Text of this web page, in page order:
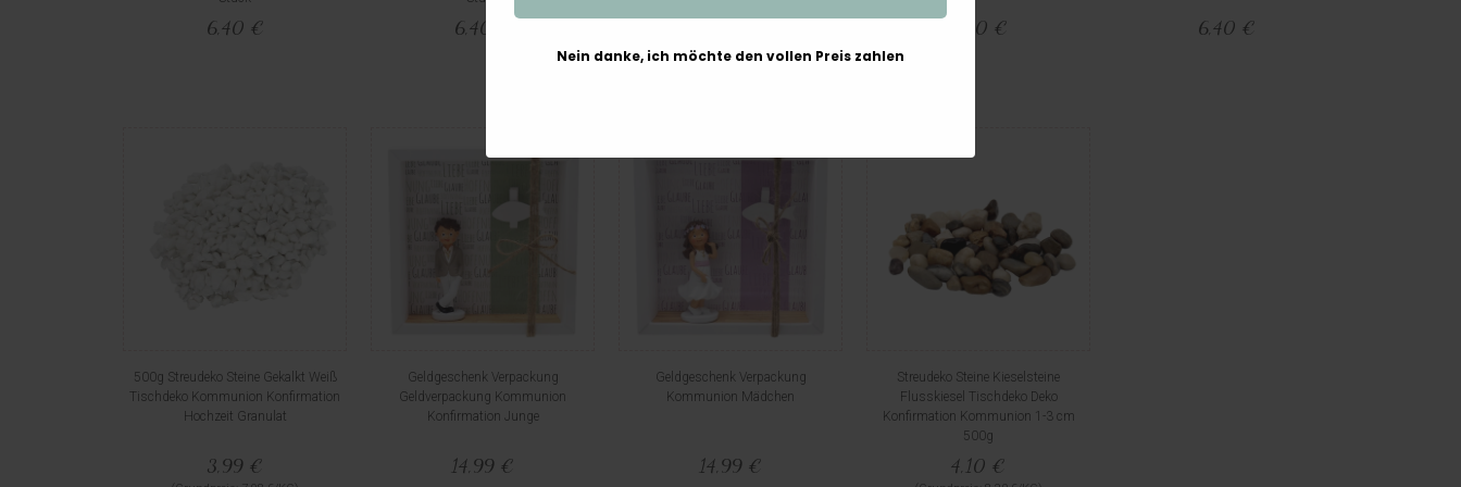
6,40 € 6,40 € 6,40 € 6,40 €
500g Streudeko Steine Gekalkt Weiß
Tischdeko Kommunion Konfirmation
Hochzeit Granulat
3,99 €
Geldgeschenk Verpackung
Geldverpackung Kommunion
Konfirmation Junge
14,99 €
Geldgeschenk Verpackung
Kommunion Mädchen
14,99 €
Streudeko Steine Kieselsteine
Flusskiesel Tischdeko Deko
Konfirmation Kommunion 1-3 cm
500g
4,10 €
Nein danke, ich möchte den vollen Preis zahlen